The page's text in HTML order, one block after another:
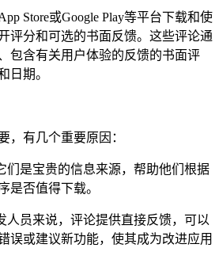
Store或Google Play等平台下载和使
评分和可选的书面反馈。这些评论通
包含有关用户体验的反馈的书面评
日期。
，有几个重要原因：
们是宝贵的信息来源，帮助他们根据
是否值得下载。
人员来说，评论提供直接反馈，可以
误或建议新功能，使其成为改进应用